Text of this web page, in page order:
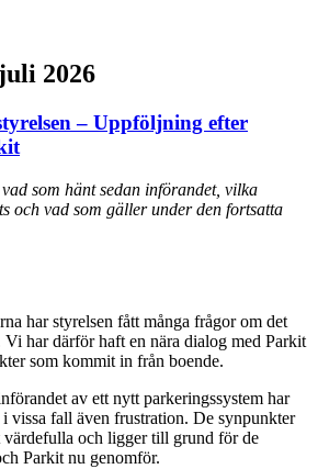
juli 2026
– Uppföljning efter
som hänt sedan införandet, vilka
och vad som gäller under den fortsatta
har styrelsen fått många frågor om det
Vi har därför haft en nära dialog med Parkit
som kommit in från boende.
av ett nytt parkeringssystem har
vissa fall även frustration. De synpunkter
och ligger till grund för de
Parkit nu genomför.